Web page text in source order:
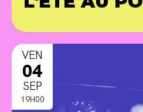
VEN
04
SEP
19H00